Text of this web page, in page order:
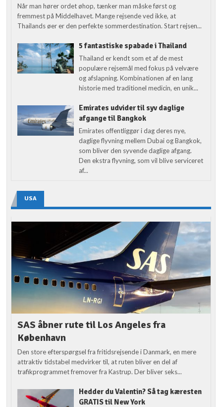
Når man hører ordet øhop, tænker man måske først og
fremmest på Middelhavet. Mange rejsende ved ikke, at
Thailands øer er den perfekte sommerdestination. Start rejsen...
5 fantastiske spabade i Thailand
Thailand er kendt som et af de mest
populære rejsemål med fokus på velvære
og afslapning. Kombinationen af en lang
historie med traditionel medicin, en unik...
Emirates udvider til syv daglige
afgange til Bangkok
Emirates offentliggør i dag deres nye,
daglige flyvning mellem Dubai og Bangkok,
som bliver den syvende daglige afgang.
Den ekstra flyvning, som vil blive serviceret
af...
USA
SAS åbner rute til Los Angeles fra
København
Den store efterspørgsel fra fritidsrejsende i Danmark, en mere
attraktiv tidstabel medvirker til, at ruten bliver en del af
trafikprogrammet fremover fra Kastrup. Der bliver seks...
Hedder du Valentin? Så tag kæresten
GRATIS til New York